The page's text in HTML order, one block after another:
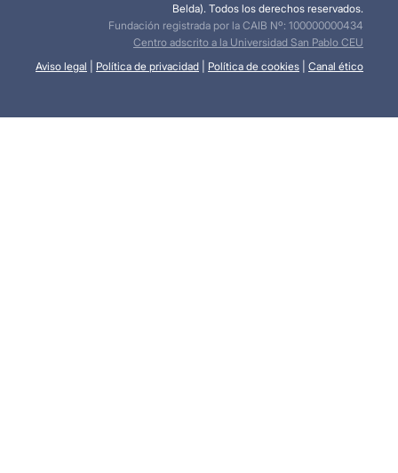
Belda). Todos los derechos reservados.
Fundación registrada por la CAIB Nº: 100000000434
Centro adscrito a la Universidad San Pablo CEU
Aviso legal
Política de privacidad Política de cookies Canal ético